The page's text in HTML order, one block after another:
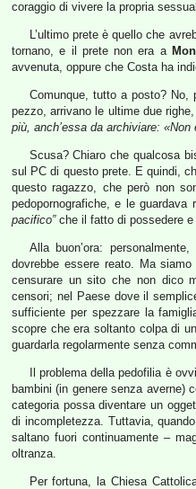
coraggio di vivere la propria
L’ultimo prete è quello che
tornano, e il prete non era a
avvenuta, oppure che Costa ha
Comunque, tutto a posto? No,
pezzo, arrivano le ultime due
più, anch’essa da archiviare:
Scusa? Chiaro che qualcosa
sul PC di questo prete. E quindi,
questo ragazzo, che però non
pedopornografiche, e le
pacifico”che il fatto di possedere e
Alla buon’ora:
dovrebbe essere reato. Ma
censurare un sito che non dico
censori; nel Paese dove il
sufficiente per spezzare la
scopre che era soltanto colpa di
guardarla regolarmente senza
Il problema della pedofilia è
bambini (in genere senza averne)
categoria possa diventare un
di incompletezza. Tuttavia,
saltano fuori continuamente –
oltranza.
Per fortuna, la Chiesa